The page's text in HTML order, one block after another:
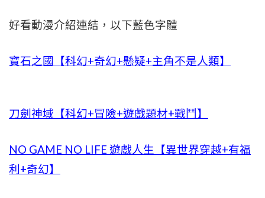
好看動漫介紹連結，以下藍色字體
寶石之國【科幻+奇幻+懸疑+主角不是人類】
刀劍神域【科幻+冒險+遊戲題材+戰鬥】
NO GAME NO LIFE 遊戲人生【異世界穿越+有福
利+奇幻】